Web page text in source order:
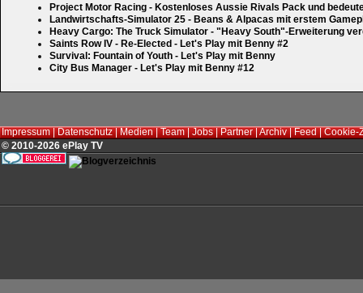
Project Motor Racing - Kostenloses Aussie Rivals Pack und
Landwirtschafts-Simulator 25 - Beans & Alpacas mit erstem
Heavy Cargo: The Truck Simulator - "Heavy South"-Erweiterung
Saints Row IV - Re-Elected - Let's Play mit Benny #2
Survival: Fountain of Youth - Let's Play mit Benny
City Bus Manager - Let's Play mit Benny #12
Impressum|Datenschutz|Medien|Team|Jobs|Partner|Archiv|Feed|Cookie-
© 2010-2026 ePlay TV